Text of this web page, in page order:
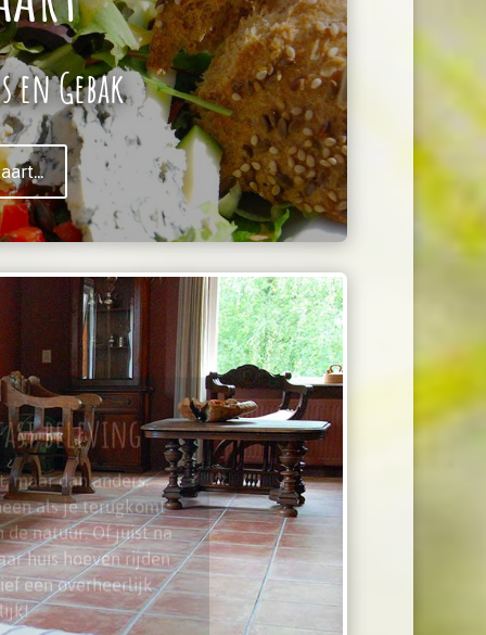
Gebak
beleving
maar dan anders.
als je terugkomt
natuur. Of juist na
huis hoeven rijden
een overheerlijk